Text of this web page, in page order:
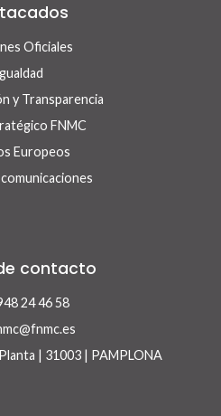
Oficiales
y Transparencia
FNMC
Europeos
contacto
24 46 58
| 31003 | PAMPLONA